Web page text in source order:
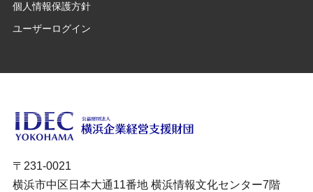
個人情報保護方針
ユーザーログイン
〒231-0021
横浜市中区日本大通11番地 横浜情報文化センター7階